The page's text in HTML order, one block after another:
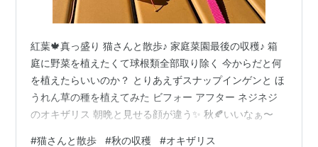
紅葉🍁真っ盛り 猫さんと散歩♪ 家庭菜園最後の収穫♪ 箱
庭に野菜を植えたくて球根類全部取り除く 今からだと何
を植えたらいいのか？ とりあえずスナップインゲンと ほ
うれん草の種を植えてみた ビフォー アフター ネジネジ
のオキザリス 朝晩と見せる顔が違う✨ 秋🍂いいなぁ〜
#猫さんと散歩 #秋の収穫 #オキザリス